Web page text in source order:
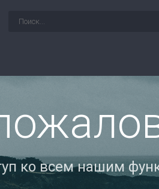
ко всем нашим